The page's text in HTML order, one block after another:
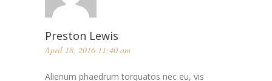
Preston Lewis
April 18, 2016 11:40 am
Alienum phaedrum torquatos nec eu, vis